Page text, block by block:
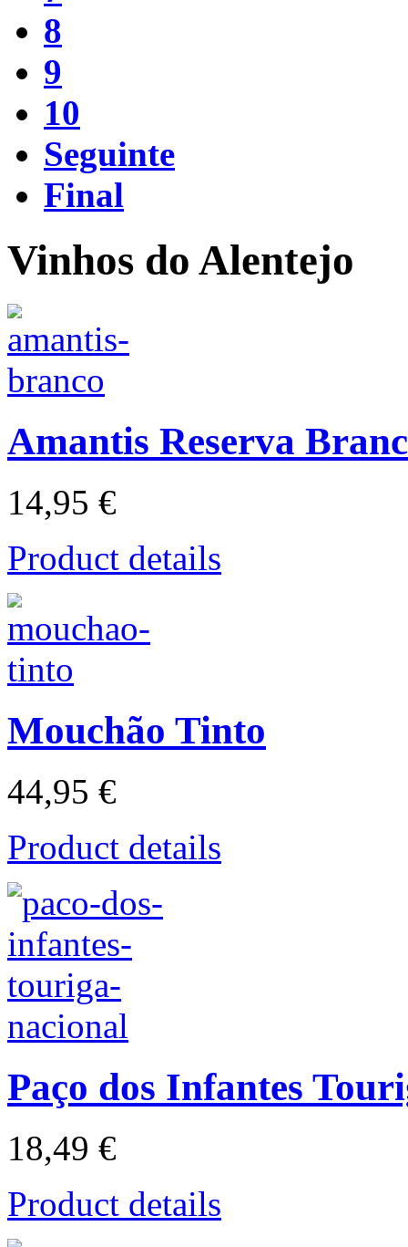
8
9
10
Seguinte
Final
Vinhos do Alentejo
Amantis Reserva
14,95 €
Product details
Mouchão Tinto
44,95 €
Product details
Paço dos Infantes
18,49 €
Product details